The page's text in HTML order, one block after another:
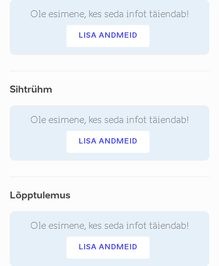
Ole esimene, kes seda infot täiendab!
LISA ANDMEID
Sihtrühm
Ole esimene, kes seda infot täiendab!
LISA ANDMEID
Lõpptulemus
Ole esimene, kes seda infot täiendab!
LISA ANDMEID